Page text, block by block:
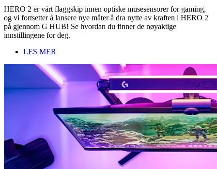
HERO 2 er vårt flaggskip innen optiske musesensorer for gaming,
og vi fortsetter å lansere nye måter å dra nytte av kraften i HERO 2
på gjennom G HUB! Se hvordan du finner de nøyaktige
innstillingene for deg.
LES MER